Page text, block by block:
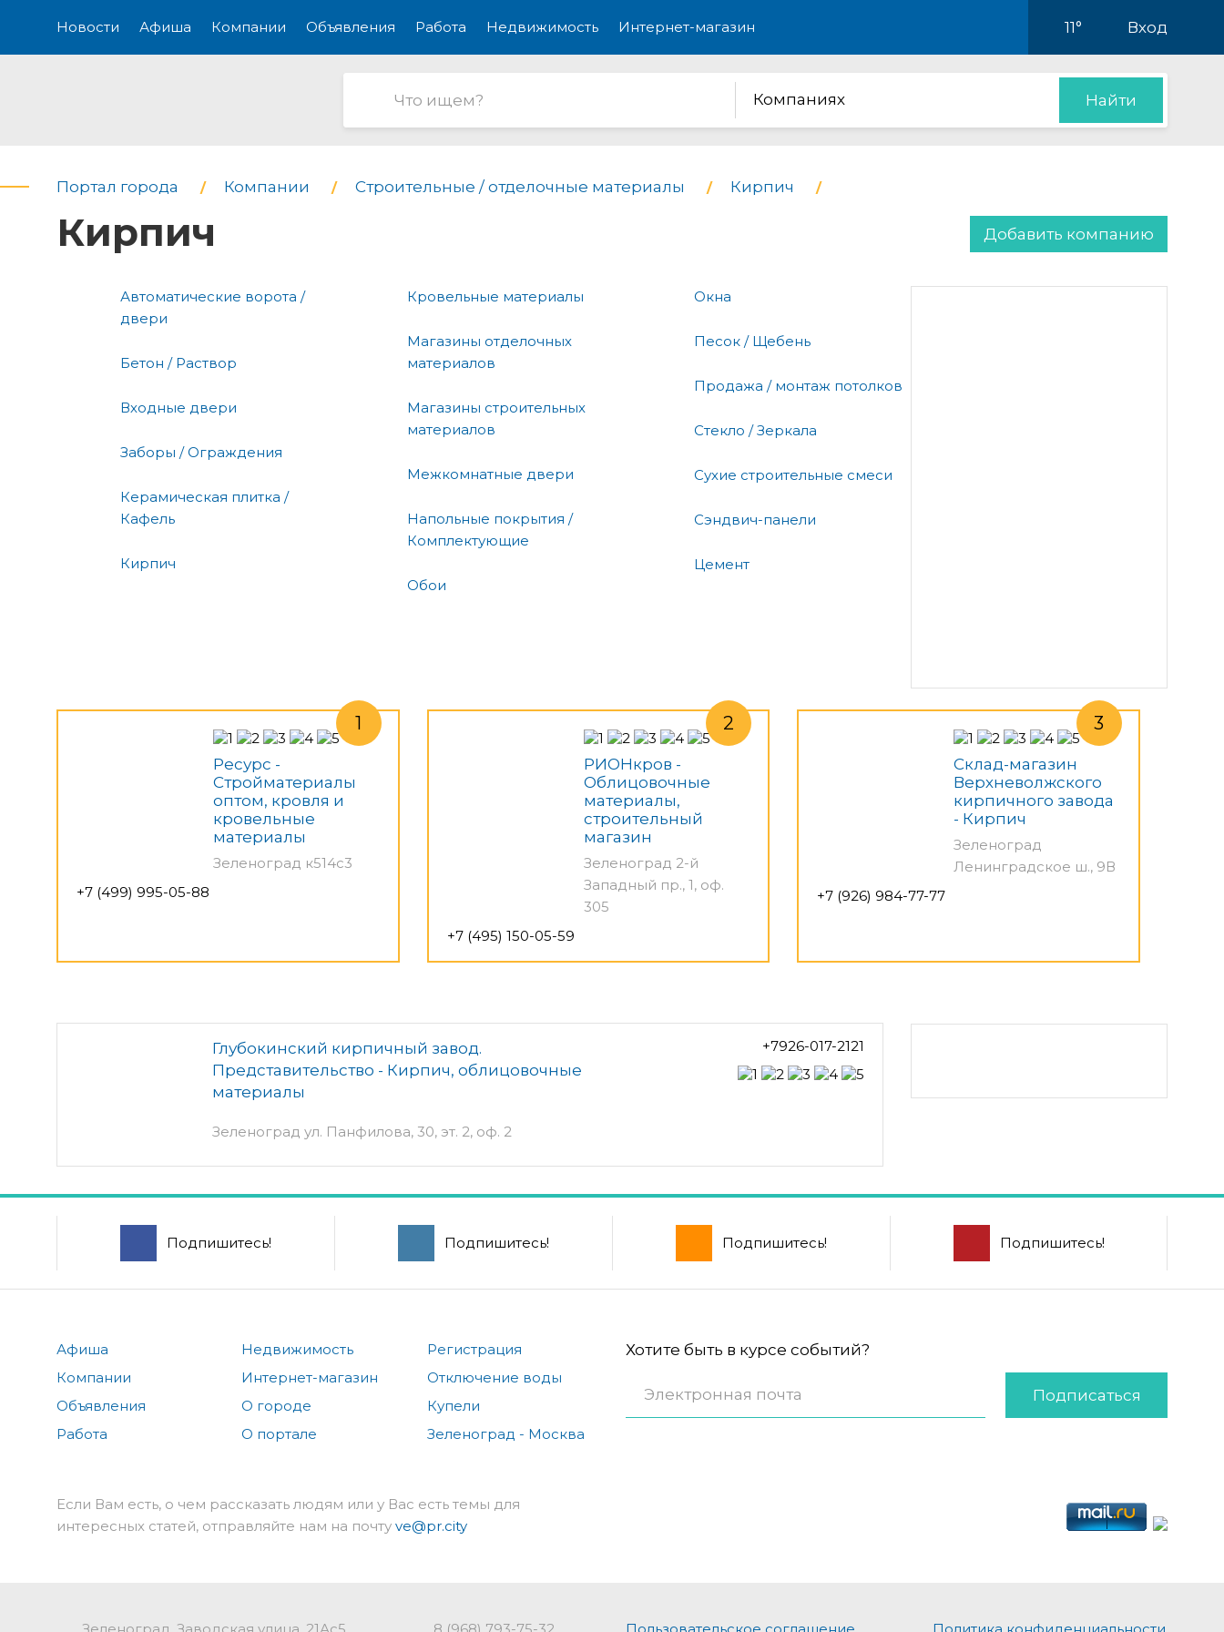
Новости Афиша Компании Объявления Работа Недвижимость Интернет-магазин 11° Вход
Компаниях Найти
Портал города Компании Строительные / отделочные материалы Кирпич
Кирпич Добавить компанию
Автоматические ворота /
двери
Бетон / Раствор
Входные двери
Заборы / Ограждения
Керамическая плитка /
Кафель
Кирпич
Кровельные материалы
Магазины отделочных
материалов
Магазины строительных
материалов
Межкомнатные двери
Напольные покрытия /
Комплектующие
Обои
Окна
Песок / Щебень
Продажа / монтаж потолков
Стекло / Зеркала
Сухие строительные смеси
Сэндвич-панели
Цемент
Ресурс -
Стройматериалы
оптом, кровля и
кровельные
материалы
Зеленоград к514с3
+7 (499) 995-05-88
РИОНкров -
Облицовочные
материалы,
строительный
магазин
Зеленоград 2-й
Западный пр., 1, оф.
305
+7 (495) 150-05-59
Склад-магазин
Верхневолжского
кирпичного завода
- Кирпич
Зеленоград
Ленинградское ш., 9В
+7 (926) 984-77-77
Глубокинский кирпичный завод.
Представительство - Кирпич, облицовочные
материалы
Зеленоград ул. Панфилова, 30, эт. 2, оф. 2
+7926-017-2121
Подпишитесь! Подпишитесь! Подпишитесь! Подпишитесь!
Афиша
Компании
Объявления
Работа
Недвижимость
Интернет-магазин
О городе
О портале
Регистрация
Отключение воды
Купели
Зеленоград - Москва
Хотите быть в курсе событий?
Подписаться
Если Вам есть, о чем рассказать людям или у Вас есть темы для
интересных статей, отправляйте нам на почту ve@pr.city
Зеленоград, Заводская улица, 21Ас5 8 (968) 793-75-32 Пользовательское соглашение Политика конфиденциальности